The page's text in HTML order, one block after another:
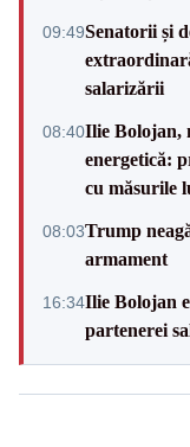
09:49Senatorii și
salarizării
08:40Ilie Bolojan,
energetică:
cu măsurile
08:03Trump
armament
16:34Ilie Bolojan
partenerei